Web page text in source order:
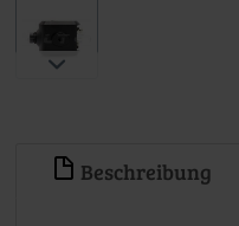
Beschreibung